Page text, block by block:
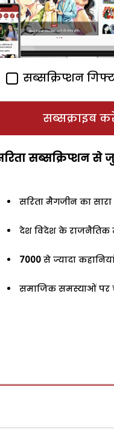
सब्सक्रिप्शन
सब्सक्राइब
सब्सक्रिप्शन से
सरिता मैगजीन का
देश विदेश के राजनैतिक
7000 से ज्यादा
समाजिक समस्याओं पर